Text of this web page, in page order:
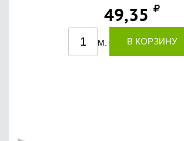
49,35
М. В КОРЗИНУ